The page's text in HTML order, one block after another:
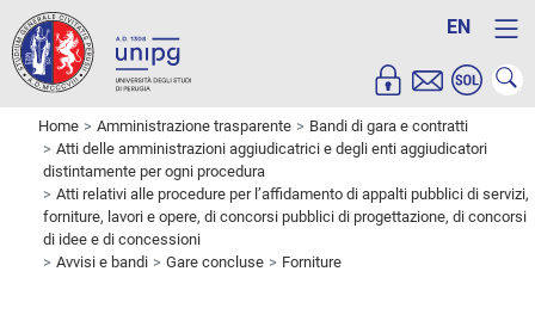
EN
Home Amministrazione trasparente
Bandi di gara e contratti
Atti delle amministrazioni aggiudicatrici e degli enti aggiudicatori
distintamente per ogni procedura
Atti relativi alle procedure per l’affidamento di appalti pubblici di servizi,
forniture, lavori e opere, di concorsi pubblici di progettazione, di concorsi
di idee e di concessioni
Avvisi e bandi
Gare concluse Forniture